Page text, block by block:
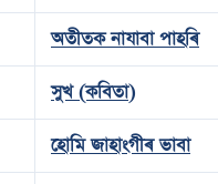
অতীতক নাযাবা পাহৰি
সুখ (কবিতা)
হােমি জাহাংগীৰ ভাবা